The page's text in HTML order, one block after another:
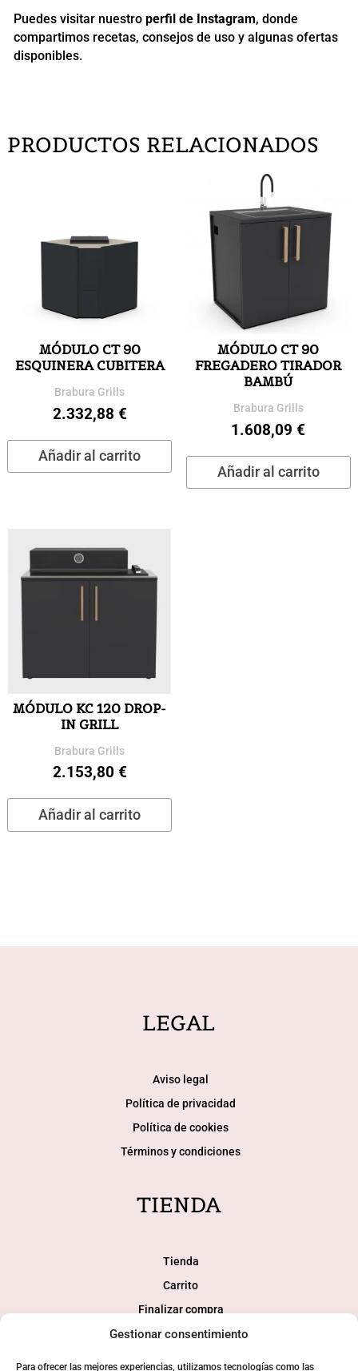
Gestionar consentimiento
Para ofrecer las mejores experiencias, utilizamos tecnologías como las
Puedes visitar nuestro perfil de Instagram, donde
compartimos recetas, consejos de uso y algunas ofertas
disponibles.
PRODUCTOS RELACIONADOS
MÓDULO CT 90
ESQUINERA CUBITERA
Brabura Grills
2.332,88 €
Añadir al carrito
MÓDULO CT 90
FREGADERO TIRADOR
BAMBÚ
Brabura Grills
1.608,09€
Añadir al carrito
MÓDULO KC 120 DROP-
IN GRILL
Brabura Grills
2.153,80 €
Añadir al carrito
LEGAL
Aviso legal
Política de privacidad
Política de cookies
Términos y condiciones
TIENDA
Tienda
Carrito
Finalizar compra
Mi cuenta